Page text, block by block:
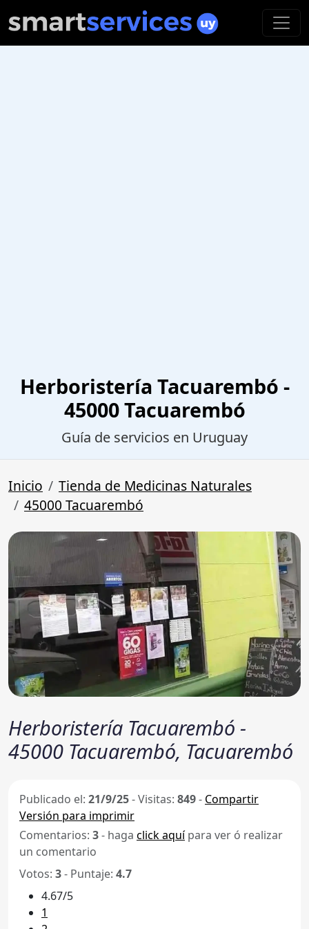
Herboristería Tacuarembó -
45000 Tacuarembó
Guía de servicios en Uruguay
Inicio
Tienda de Medicinas Naturales
45000 Tacuarembó
Herboristería Tacuarembó -
45000 Tacuarembó, Tacuarembó
Publicado el: 21/9/25-Visitas: 849- Compartir
Versión para imprimir
Comentarios: 3- haga click aquípara ver ó realizar
un comentario
Votos: 3- Puntaje: 4.7
4.67/5
1